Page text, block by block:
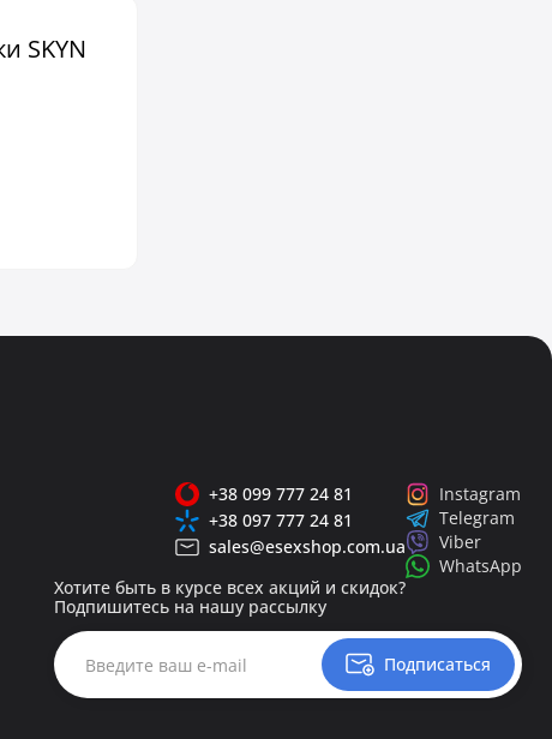
SKYN
Хотите быть в курсе всех акций и скидок?
Подпишитесь на нашу рассылку
Подписаться
+38 099 777 24 81
+38 097 777 24 81
sales@esexshop.com.ua
Instagram
Telegram
Viber
WhatsApp